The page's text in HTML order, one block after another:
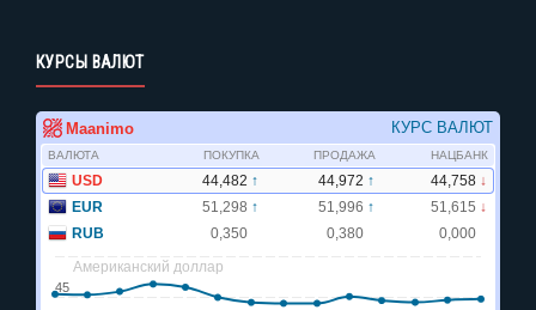
КУРСЫ ВАЛЮТ